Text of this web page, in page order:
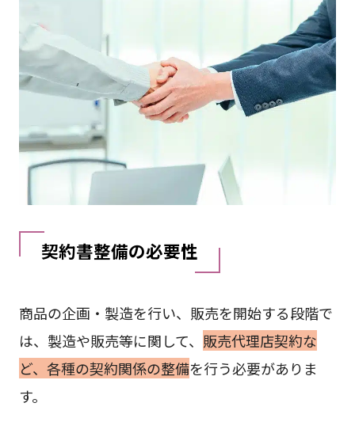
契約書整備の必要性
商品の企画・製造を行い、販売を開始する段階で
は、製造や販売等に関して、 販売代理店契約な
ど、各種の契約関係の整備を行う必要がありま
す。